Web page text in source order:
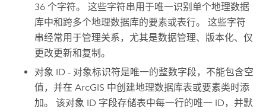
36 个字符。 这些字符串用于唯一识别单个地理数据
库中和跨多个地理数据库的要素或表行。 这些字符
串经常用于管理关系，尤其是数据管理、版本化、仅
更改更新和复制。
对象 ID - 对象标识符是唯一的整数字段，不能包含空
值，并在 ArcGIS 中创建地理数据库表或要素类时添
加。 该对象 ID 字段存储表中每一行的唯一 ID，并默